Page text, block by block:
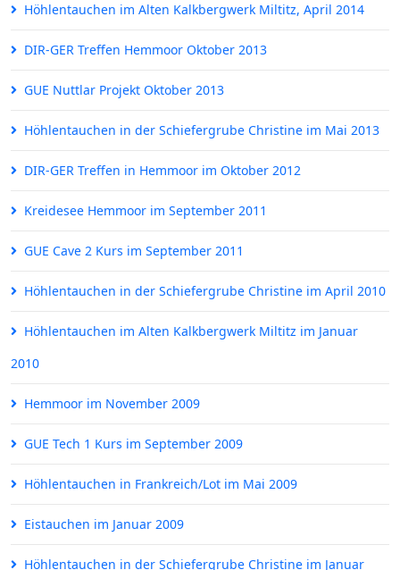
Höhlentauchen im Alten Kalkbergwerk Miltitz, April 2014
DIR-GER Treffen Hemmoor Oktober 2013
GUE Nuttlar Projekt Oktober 2013
Höhlentauchen in der Schiefergrube Christine im Mai 2013
DIR-GER Treffen in Hemmoor im Oktober 2012
Kreidesee Hemmoor im September 2011
GUE Cave 2 Kurs im September 2011
Höhlentauchen in der Schiefergrube Christine im April 2010
Höhlentauchen im Alten Kalkbergwerk Miltitz im Januar
2010
Hemmoor im November 2009
GUE Tech 1 Kurs im September 2009
Höhlentauchen in Frankreich/Lot im Mai 2009
Eistauchen im Januar 2009
Höhlentauchen in der Schiefergrube Christine im Januar